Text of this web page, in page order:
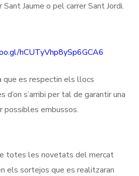
Sant Jaume o pel carrer Sant Jordi.
hCUTyVhp8ySp6GCA6
que es respectin els llocs
d’on s’arribi per tal de garantir una
possibles embussos.
totes les novetats del mercat
els sortejos que es realitzaran